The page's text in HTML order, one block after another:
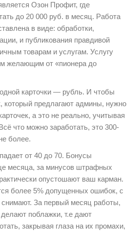
Озон Профит, где
до 20 000 руб. в месяц. Работа
в виде: обработки,
и публикования правдивой
товарам и услугам. Услугу
желающим от «пионера до
карточки — рубль. И чтобы
который предлагают админы, нужно
а это не реально, учитывая
что можно заработать, это 300-
более.
от 40 до 70. Бонусы
месяца, за минусов штрафных
опустошают ваш карман.
более 5% допущенных ошибок, с
снимают. За первый месяц работы,
поблажки, т.е дают
закрывая глаза на их промахи,